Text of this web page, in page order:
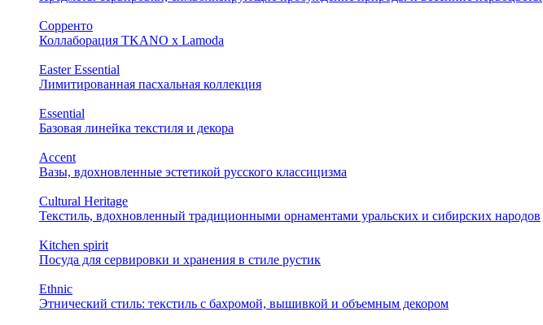
Сорренто
Коллаборация TKANO х Lamoda
Easter Essential
Лимитированная пасхальная коллекция
Essential
Базовая линейка текстиля и декора
Accent
Вазы, вдохновленные эстетикой русского классицизма
Cultural Heritage
Текстиль, вдохновленный традиционными орнаментами уральских и сибирских народов
Kitchen spirit
Посуда для сервировки и хранения в стиле рустик
Ethnic
Этнический стиль: текстиль с бахромой, вышивкой и объемным декором